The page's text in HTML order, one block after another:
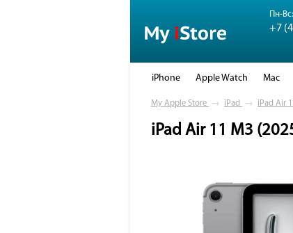
Пн-
+7
iPhone Apple Watch Mac
My Apple Store → iPad → iPad Air
iPad Air 11 M3